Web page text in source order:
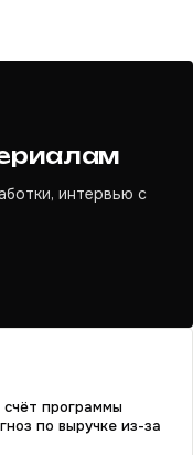
интервью с
программы
по выручке из-за